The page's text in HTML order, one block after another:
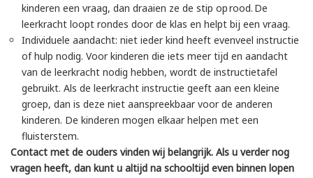
kinderen een vraag, dan draaien ze de stip op rood. De
leerkracht loopt rondes door de klas en helpt bij een vraag.
Individuele aandacht: niet ieder kind heeft evenveel instructie
of hulp nodig. Voor kinderen die iets meer tijd en aandacht
van de leerkracht nodig hebben, wordt de instructietafel
gebruikt. Als de leerkracht instructie geeft aan een kleine
groep, dan is deze niet aanspreekbaar voor de anderen
kinderen. De kinderen mogen elkaar helpen met een
fluisterstem.
Contact met de ouders vinden wij belangrijk. Als u verder nog
vragen heeft, dan kunt u altijd na schooltijd even binnen lopen